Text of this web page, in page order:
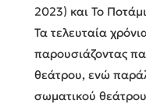
2023) και Το
Τα τελευταία
παρουσιάζοντας
θεάτρου, ενώ
σωματικού